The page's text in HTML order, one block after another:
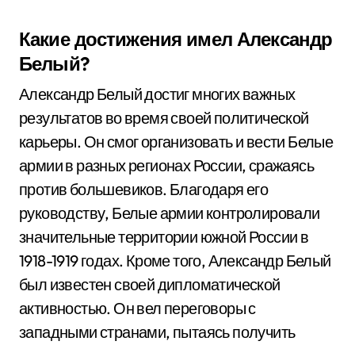
Какие достижения имел Александр
Белый?
Александр Белый достиг многих важных
результатов во время своей политической
карьеры. Он смог организовать и вести Белые
армии в разных регионах России, сражаясь
против большевиков. Благодаря его
руководству, Белые армии контролировали
значительные территории южной России в
1918-1919 годах. Кроме того, Александр Белый
был известен своей дипломатической
активностью. Он вел переговоры с
западными странами, пытаясь получить